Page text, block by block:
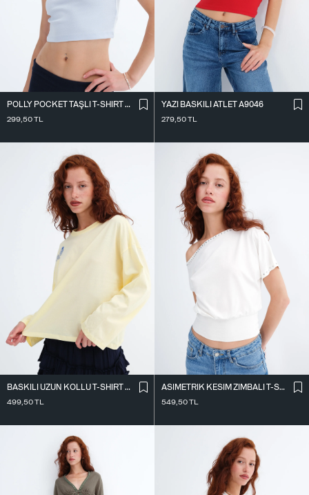
POLLY POCKET TAŞLI T-SHIRT P9044
299,50TL
YAZI BASKILI ATLET A9046
279,50TL
BASKILI UZUN KOLLU T-SHIRT P10734
499,50TL
ASIMETRIK KESIM ZIMBALI T-SHIRT P0994
549,50TL